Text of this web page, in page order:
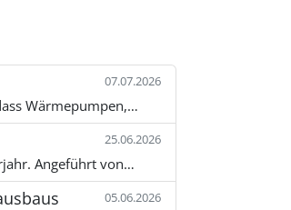
07.07.2026
Wärmepumpen,…
25.06.2026
Angeführt von…
05.06.2026